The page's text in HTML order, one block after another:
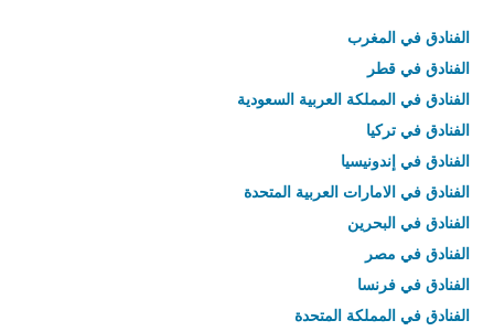
الفنادق في المغرب
الفنادق في قطر
الفنادق في المملكة العربية السعودية
الفنادق في تركيا
الفنادق في إندونيسيا
الفنادق في الامارات العربية المتحدة
الفنادق في البحرين
الفنادق في مصر
الفنادق في فرنسا
الفنادق في المملكة المتحدة